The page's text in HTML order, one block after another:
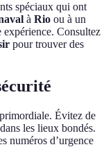
spéciaux qui ont
à Rio ou à un
Consultez
pour trouver des
Évitez de
les lieux bondés.
numéros d’urgence